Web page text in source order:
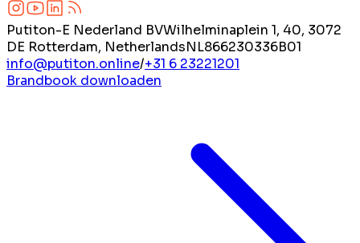
Putiton-E Nederland BVWilhelminaplein 1, 40, 3072
DE Rotterdam, NetherlandsNL866230336B01
info@putiton.online/+31 6 23221201
Brandbook downloaden